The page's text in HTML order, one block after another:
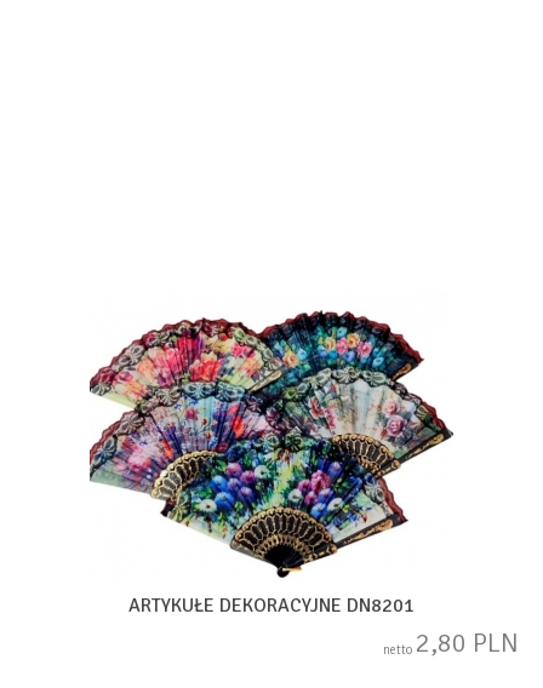
ARTYKUŁE DEKORACYJNE DN8201
netto 2,80 PLN